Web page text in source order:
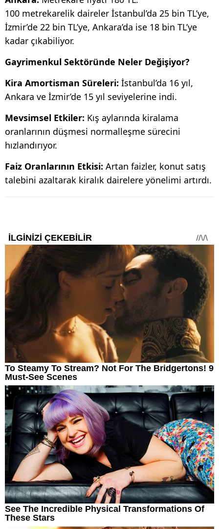
100 metrekarelik daireler İstanbul’da 25 bin TL’ye,
İzmir’de 22 bin TL’ye, Ankara’da ise 18 bin TL’ye
kadar çıkabiliyor.
Gayrimenkul Sektöründe Neler Değişiyor?
Kira Amortisman Süreleri: İstanbul’da 16 yıl,
Ankara ve İzmir’de 15 yıl seviyelerine indi.
Mevsimsel Etkiler: Kış aylarında kiralama
oranlarının düşmesi normalleşme sürecini
hızlandırıyor.
Faiz Oranlarının Etkisi: Artan faizler, konut satış
talebini azaltarak kiralık dairelere yönelimi artırdı.